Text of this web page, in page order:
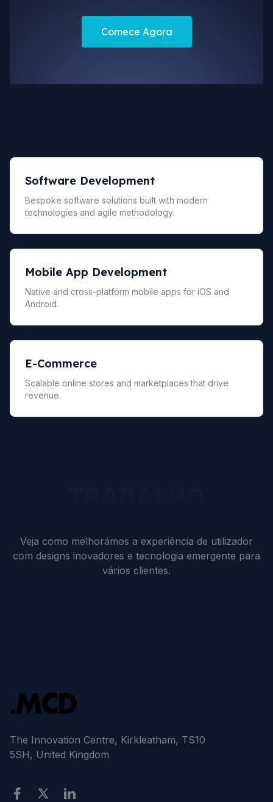
Comece Agora
Software Development
Bespoke software solutions built with modern
technologies and agile methodology.
Mobile App Development
Native and cross-platform mobile apps for iOS and
Android.
E-Commerce
Scalable online stores and marketplaces that drive
revenue.
Veja como melhorámos a experiência de utilizador
com designs inovadores e tecnologia emergente para
vários clientes.
The Innovation Centre, Kirkleatham, TS10
5SH, United Kingdom